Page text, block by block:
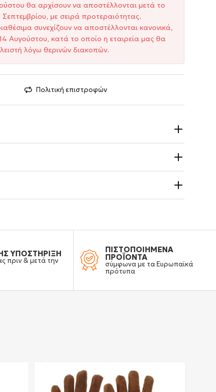
θα αρχίσουν να αποστέλλονται μετά το
με σειρά προτεραιότητας.
συνεχίζουν να αποστέλλονται κανονικά,
Αυγούστου, κατά το οποίο η εταιρεία μας θα
λόγω θερινών διακοπών.
Πολιτική επιστροφών
ΥΠΟΣΤΗΡΙΞΗ
πριν & μετά την
ΠΙΣΤΟΠΟΙΗΜΕΝΑ
ΠΡΟΪΟΝΤΑ
σύμφωνα με τα Ευρωπαϊκά
πρότυπα